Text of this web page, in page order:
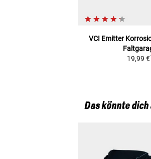
VCI Emitter
19,99 €
Das könnte